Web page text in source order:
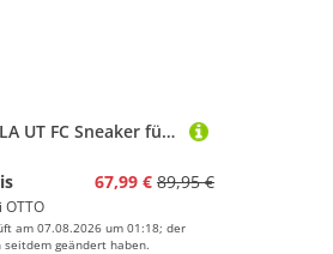
PUMA BELLA UT FC Sneaker für Alltag, mit Schnürung, Laufsohle aus Gummi mit leichtem Profil
67,99 € 89,95 €
OTTO
am 07.08.2026 um 01:18; der
seitdem geändert haben.